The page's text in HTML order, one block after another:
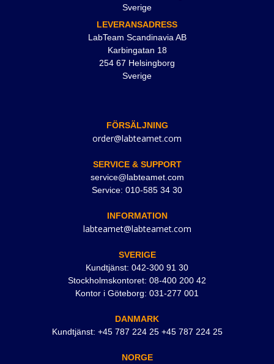
Sverige
LEVERANSADRESS
LabTeam Scandinavia AB
Karbingatan 18
254 67 Helsingborg
Sverige
FÖRSÄLJNING
order@labteamet.com
SERVICE & SUPPORT
service@labteamet.com
Service: 010-585 34 30
INFORMATION
labteamet@labteamet.com
SVERIGE
Kundtjänst: 042-300 91 30
Stockholmskontoret: 08-400 200 42
Kontor i Göteborg: 031-277 001
DANMARK
Kundtjänst: +45 787 224 25 +45 787 224 25
NORGE